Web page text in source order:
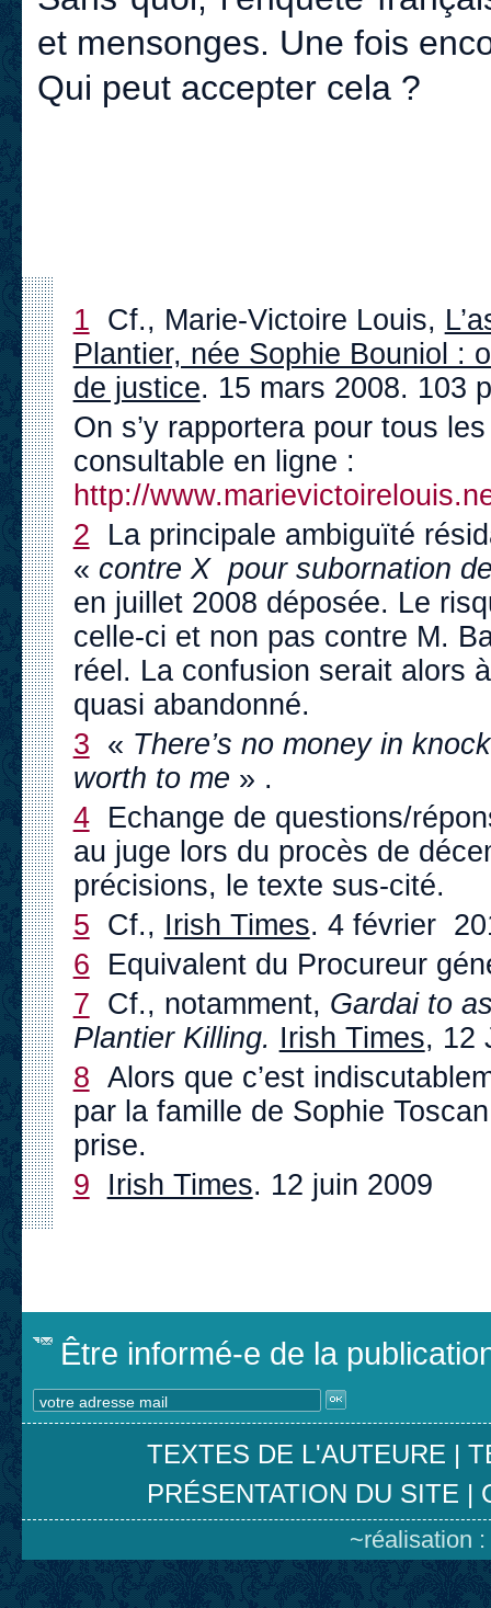
et mensonges. Une fois
Qui peut accepter cela ?
1 Cf., Marie-Victoire Louis,
Plantier, née Sophie Bouniol :
de justice. 15 mars 2008. 103
On s’y rapportera pour tous
consultable en ligne :
http://
2
La principale ambiguïté
« contre X pour subornation
en juillet 2008 déposée. Le
celle-ci et non pas contre M.
réel. La confusion serait alors
quasi abandonné.
3 « There’s no money in
worth to me » .
4
Echange de questions/
au juge lors du procès de
précisions, le texte sus-cité.
5 Cf., Irish Times. 4 février
6
Equivalent du Procureur
7 Cf., notamment, Gardai to
Plantier Killing. Irish Times, 12
8 Alors que c’est
par la famille de Sophie
prise.
9
Irish Times. 12 juin 2009
Être informé-e de la
TEXTES DE L'AUTEURE |
PRÉSENTATION DU SITE |
~réalisation